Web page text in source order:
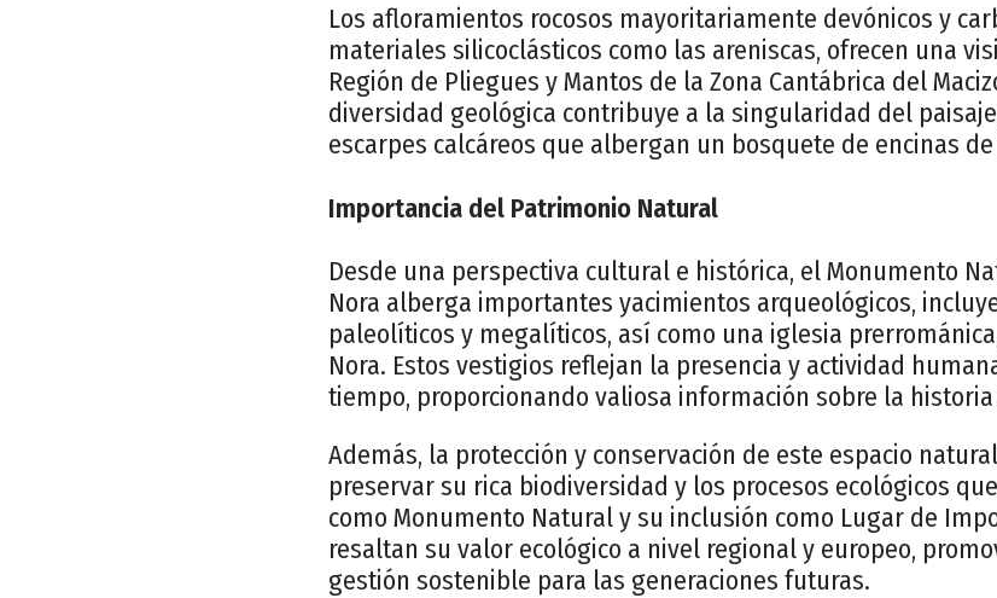
Los afloramientos rocosos mayoritariamente devónicos y
materiales silicoclásticos como las areniscas, ofrecen una
Región de Pliegues y Mantos de la Zona Cantábrica del
diversidad geológica contribuye a la singularidad del
escarpes calcáreos que albergan un bosquete de encinas
Importancia del Patrimonio Natural
Desde una perspectiva cultural e histórica, el Monumento
Nora alberga importantes yacimientos arqueológicos,
paleolíticos y megalíticos, así como una iglesia
Nora. Estos vestigios reflejan la presencia y actividad
tiempo, proporcionando valiosa información sobre la
Además, la protección y conservación de este espacio
preservar su rica biodiversidad y los procesos ecológicos
como Monumento Natural y su inclusión como Lugar de
resaltan su valor ecológico a nivel regional y europeo,
gestión sostenible para las generaciones futuras.